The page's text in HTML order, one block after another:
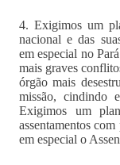
4. Exigimos um
nacional e das
em especial no
mais graves
órgão mais
missão, cindindo
Exigimos um
assentamentos
em especial o